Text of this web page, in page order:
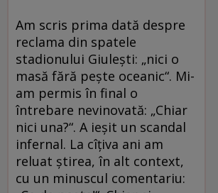
Am scris prima dată despre
reclama din spatele
stadionului Giuleşti: „nici o
masă fără peşte oceanic“. Mi-
am permis în final o
întrebare nevinovată: „Chiar
nici una?“. A ieşit un scandal
infernal. La cîţiva ani am
reluat ştirea, în alt context,
cu un minuscul comentariu: